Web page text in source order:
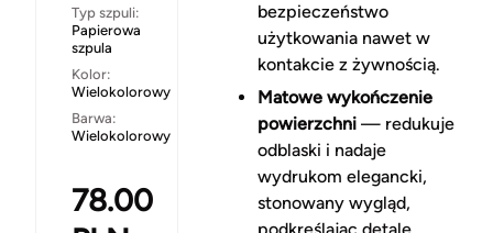
Typ szpuli:
Papierowa
szpula
Kolor:
Wielokolorowy
Barwa:
Wielokolorowy
78.00
bezpieczeństwo
użytkowania nawet w
kontakcie z żywnością.
Matowe wykończenie
powierzchni— redukuje
odblaski i nadaje
wydrukom elegancki,
stonowany wygląd,